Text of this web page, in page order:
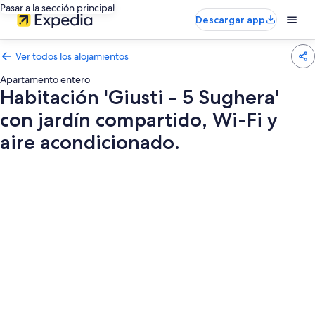
Pasar a la sección principal
Descargar app
Ver todos los alojamientos
Apartamento entero
Habitación 'Giusti - 5 Sughera'
con jardín compartido, Wi-Fi y
aire acondicionado.